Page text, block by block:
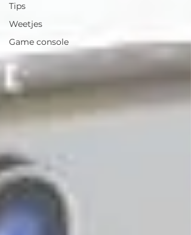
Tips
Weetjes
Game console